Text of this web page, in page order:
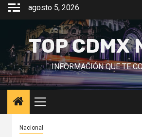
Saltar
contenido
agosto 5, 2026
TOP CDMX
INFORMACIÓN QUE TE
Menú
principal
Nacional